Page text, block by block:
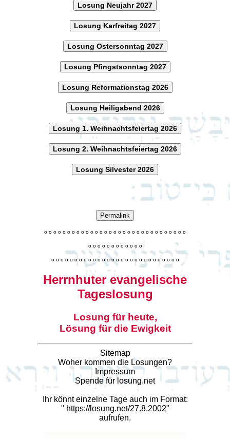
Losung Neujahr 2027
Losung Karfreitag 2027
Losung Ostersonntag 2027
Losung Pfingstsonntag 2027
Losung Reformationstag 2026
Losung Heiligabend 2026
Losung 1. Weihnachtsfeiertag 2026
Losung 2. Weihnachtsfeiertag 2026
Losung Silvester 2026
Permalink
o o o o o o o o o o o o o o o o o o o o o o o o o o o o o o o
o o o o o o o o o o o o
o o o o o o o o o o o o o o o o o o o o o o o o o o o o
Herrnhuter evangelische
Tageslosung
Losung für heute,
Lösung für die Ewigkeit
Sitemap
Woher kommen die Losungen?
Impressum
Spende für losung.net
Ihr könnt einzelne Tage auch im Format:
" https://losung.net/27.8.2002"
aufrufen.